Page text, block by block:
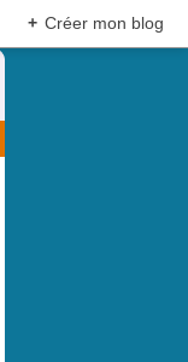
+ Créer mon blog